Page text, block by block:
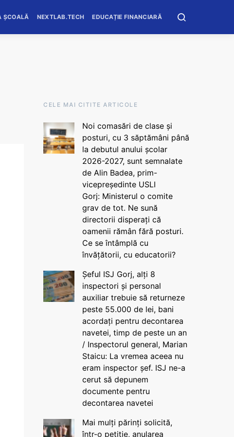
ȘCOALĂ NEXTLAB.TECH EDUCAȚIE FINANCIARĂ
CELE MAI CITITE ARTICOLE
Noi comasări de clase și
posturi, cu 3 săptămâni până
la debutul anului școlar
2026-2027, sunt semnalate
de Alin Badea, prim-
vicepreședinte USLI
Gorj: Ministerul o comite
grav de tot. Ne sună
directorii disperați că
oamenii rămân fără posturi.
Ce se întâmplă cu
învățătorii, cu educatorii?
Șeful ISJ Gorj, alți 8
inspectori și personal
auxiliar trebuie să returneze
peste 55.000 de lei, bani
acordați pentru decontarea
navetei, timp de peste un an
/ Inspectorul general, Marian
Staicu: La vremea aceea nu
eram inspector șef. ISJ ne-a
cerut să depunem
documente pentru
decontarea navetei
Mai mulți părinți solicită,
într-o petiție, anularea